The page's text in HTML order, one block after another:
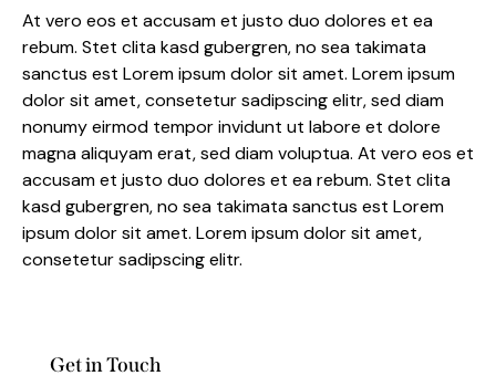
At vero eos et accusam et justo duo dolores et ea
rebum. Stet clita kasd gubergren, no sea takimata
sanctus est Lorem ipsum dolor sit amet. Lorem ipsum
dolor sit amet, consetetur sadipscing elitr, sed diam
nonumy eirmod tempor invidunt ut labore et dolore
magna aliquyam erat, sed diam voluptua. At vero eos et
accusam et justo duo dolores et ea rebum. Stet clita
kasd gubergren, no sea takimata sanctus est Lorem
ipsum dolor sit amet. Lorem ipsum dolor sit amet,
consetetur sadipscing elitr.
Get in Touch